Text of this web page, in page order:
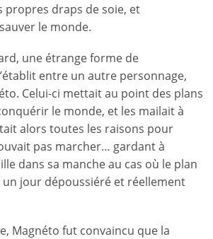
propres draps de soie, et
le monde.
une étrange forme de
entre un autre personnage,
Celui-ci mettait au point des plans
le monde, et les mailait à
alors toutes les raisons pour
pas marcher… gardant à
dans sa manche au cas où le plan
jour dépoussiéré et réellement
Magnéto fut convaincu que la